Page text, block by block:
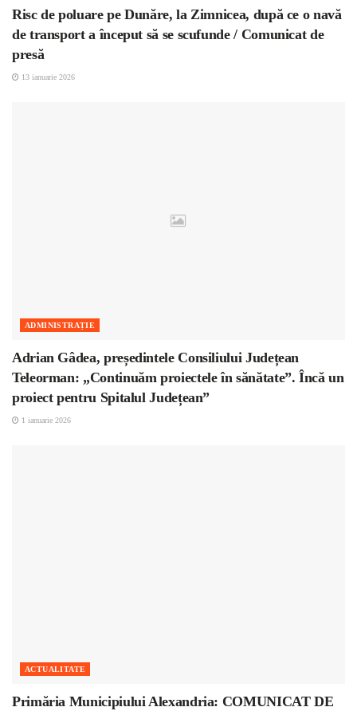
Risc de poluare pe Dunăre, la Zimnicea, după ce o navă
de transport a început să se scufunde / Comunicat de
presă
13 ianuarie 2026
ADMINISTRAȚIE
Adrian Gâdea, președintele Consiliului Județean
Teleorman: „Continuăm proiectele în sănătate”. Încă un
proiect pentru Spitalul Județean”
1 ianuarie 2026
ACTUALITATE
Primăria Municipiului Alexandria: COMUNICAT DE